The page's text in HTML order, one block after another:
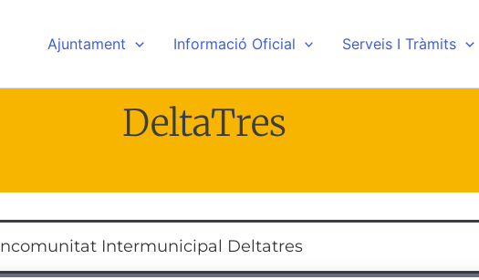
Ajuntament Informació Oficial Serveis I Tràmits
DeltaTres
Intermunicipal Deltatres